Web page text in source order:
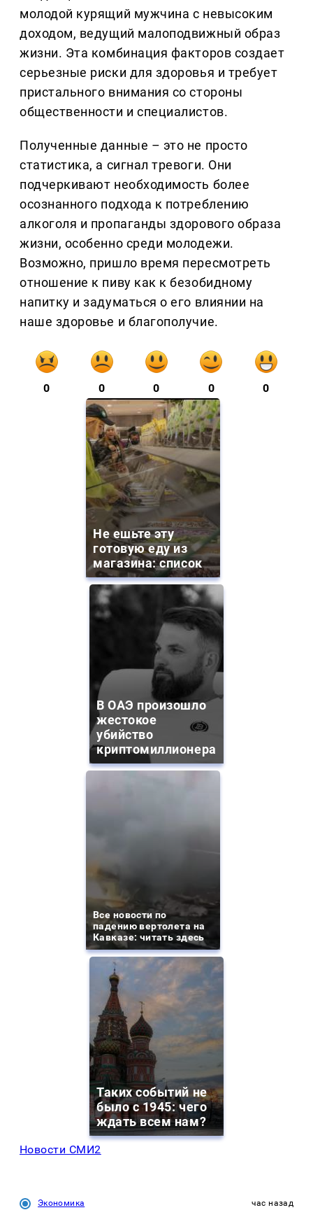
молодой курящий мужчина с невысоким
доходом, ведущий малоподвижный образ
жизни. Эта комбинация факторов создает
серьезные риски для здоровья и требует
пристального внимания со стороны
общественности и специалистов.
Полученные данные – это не просто
статистика, а сигнал тревоги. Они
подчеркивают необходимость более
осознанного подхода к потреблению
алкоголя и пропаганды здорового образа
жизни, особенно среди молодежи.
Возможно, пришло время пересмотреть
отношение к пиву как к безобидному
напитку и задуматься о его влиянии на
наше здоровье и благополучие.
0 0 0 0 0
Не ешьте эту
готовую еду из
магазина: список
В ОАЭ произошло
жестокое
убийство
криптомиллионера
Все новости по
падению вертолета на
Кавказе: читать здесь
Таких событий не
было с 1945: чего
ждать всем нам?
Новости СМИ2
Экономика час назад